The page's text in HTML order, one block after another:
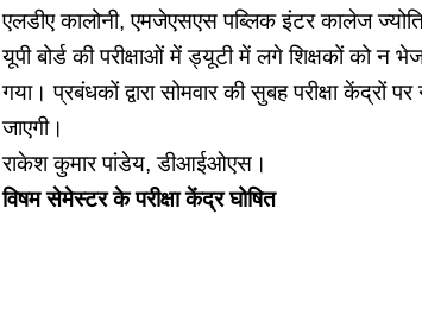
एलडीए कालोनी, एमजेएसएस पब्लिक इंटर कालेज
यूपी बोर्ड की परीक्षाओं में ड्यूटी में लगे शिक्षकों को न
गया। प्रबंधकों द्वारा सोमवार की सुबह परीक्षा केंद्रों
जाएगी।
राकेश कुमार पांडेय, डीआईओएस।
विषम सेमेस्टर के परीक्षा केंद्र घोषित